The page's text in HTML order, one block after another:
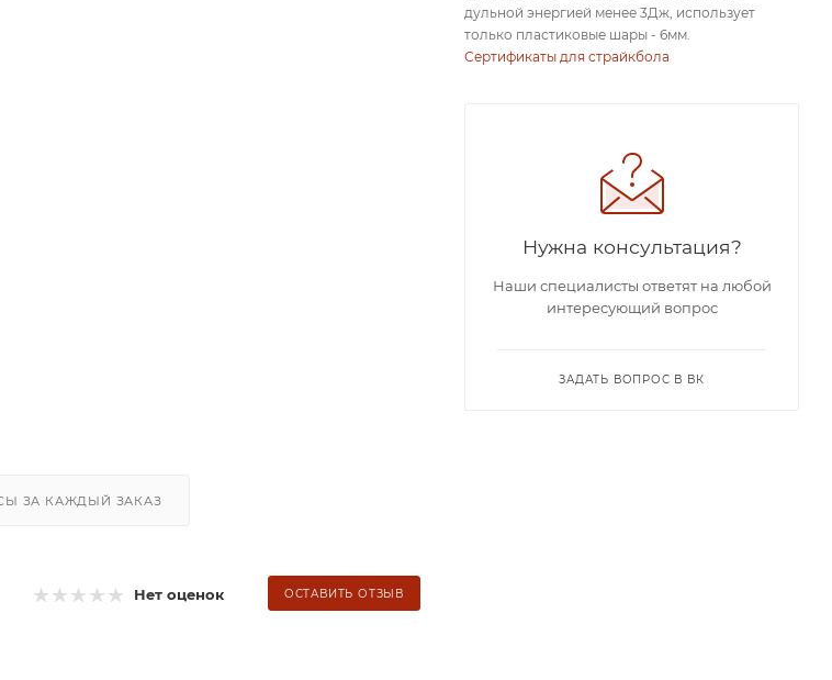
ЗА КАЖДЫЙ ЗАКАЗ
Нет оценок ОСТАВИТЬ ОТЗЫВ
дульной энергией менее 3Дж, использует
только пластиковые шары - 6мм.
Сертификаты для страйкбола
Нужна консультация?
Наши специалисты ответят на любой
интересующий вопрос
ЗАДАТЬ ВОПРОС В ВК